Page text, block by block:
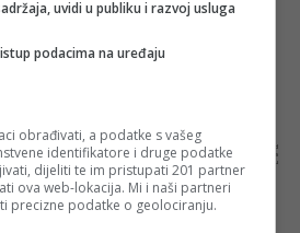
Kopirati
a ne nužno i stavove internet portala Banjaluka.com. Molimo korisnike da se suzdrže od
zadržava pravo da obriše komentar bez najave i objašnjenja. Zbog velikog broja
koji krše pravila. Kao čitalac takođe prihvatate mogućnost da među komentarima mogu
moralnim i drugim načelima i uvjerenjima.
uvidi u publiku i razvoj usluga
podacima na uređaju
obrađivati, a podatke s vašeg
identifikatore i druge podatke
dijeliti te im pristupati 201 partner
ova web-lokacija. Mi i naši partneri
precizne podatke o geolociranju.